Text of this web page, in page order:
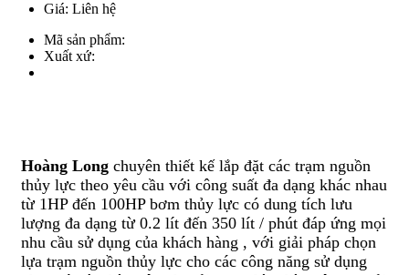
Giá: Liên hệ
Mã sản phẩm:
Xuất xứ:
Hoàng Long chuyên thiết kế lắp đặt các trạm nguồn
thủy lực theo yêu cầu với công suất đa dạng khác nhau
từ 1HP đến 100HP bơm thủy lực có dung tích lưu
lượng đa dạng từ 0.2 lít đến 350 lít / phút đáp ứng mọi
nhu cầu sử dụng của khách hàng , với giải pháp chọn
lựa trạm nguồn thủy lực cho các công năng sử dụng